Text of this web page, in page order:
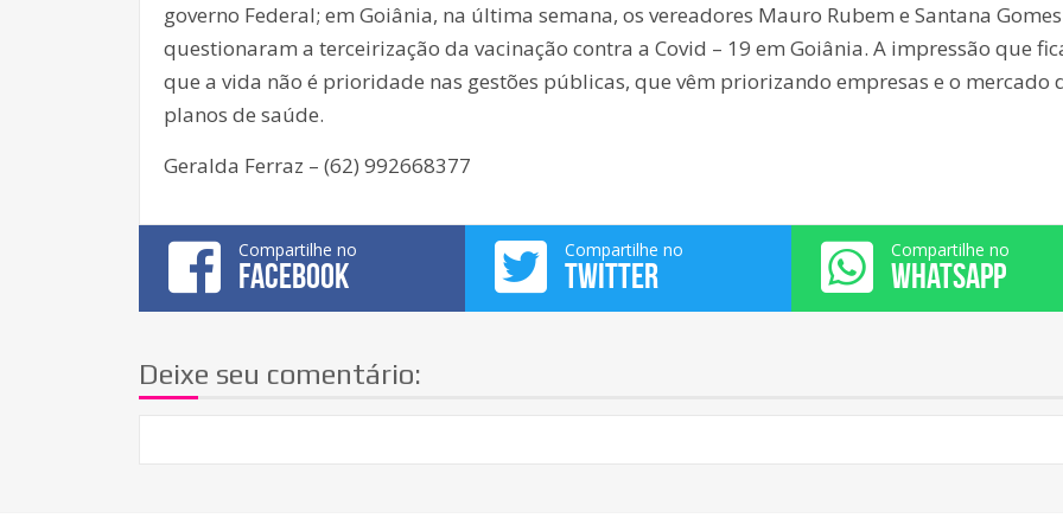
governo Federal; em Goiânia, na última semana, os vereadores Mauro Rubem e Santana Gomes
questionaram a terceirização da vacinação contra a Covid – 19 em Goiânia. A impressão que
que a vida não é prioridade nas gestões públicas, que vêm priorizando empresas e o mercado
planos de saúde.
Geralda Ferraz – (62) 992668377
Compartilhe no
FACEBOOK
Compartilhe no
TWITTER
Compartilhe no
WHATSAPP
Deixe seu comentário: